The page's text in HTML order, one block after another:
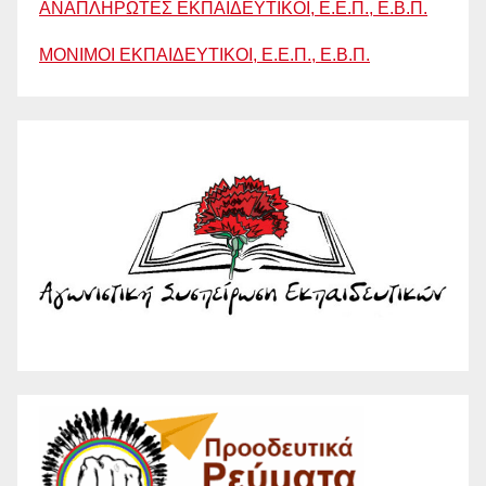
ΑΝΑΠΛΗΡΩΤΕΣ ΕΚΠΑΙΔΕΥΤΙΚΟΙ, Ε.Ε.Π., Ε.Β.Π.
ΜΟΝΙΜΟΙ ΕΚΠΑΙΔΕΥΤΙΚΟΙ, Ε.Ε.Π., Ε.Β.Π.